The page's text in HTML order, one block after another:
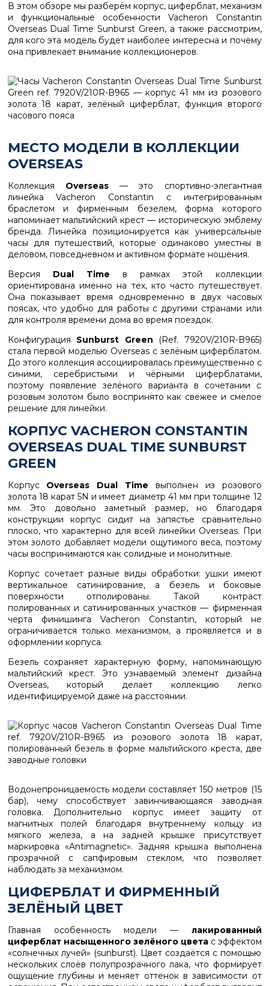
В этом обзоре мы разберём корпус, циферблат, механизм
и функциональные особенности Vacheron Constantin
Overseas Dual Time Sunburst Green, а также рассмотрим,
для кого эта модель будет наиболее интересна и почему
она привлекает внимание коллекционеров.
МЕСТО МОДЕЛИ В КОЛЛЕКЦИИ
OVERSEAS
Коллекция Overseas— это спортивно-элегантная
линейка Vacheron Constantin с интегрированным
браслетом и фирменным безелем, форма которого
напоминает мальтийский крест — историческую эмблему
бренда. Линейка позиционируется как универсальные
часы для путешествий, которые одинаково уместны в
деловом, повседневном и активном формате ношения.
Версия Dual Time в рамках этой коллекции
ориентирована именно на тех, кто часто путешествует.
Она показывает время одновременно в двух часовых
поясах, что удобно для работы с другими странами или
для контроля времени дома во время поездок.
Конфигурация Sunburst Green (Ref. 7920V/210R-B965)
стала первой моделью Overseas с зелёным циферблатом.
До этого коллекция ассоциировалась преимущественно с
синими, серебристыми и чёрными циферблатами,
поэтому появление зелёного варианта в сочетании с
розовым золотом было воспринято как свежее и смелое
решение для линейки.
КОРПУС VACHERON CONSTANTIN
OVERSEAS DUAL TIME SUNBURST
GREEN
Корпус Overseas Dual Time выполнен из розового
золота 18 карат 5N и имеет диаметр 41 мм при толщине 12
мм. Это довольно заметный размер, но благодаря
конструкции корпус сидит на запястье сравнительно
плоско, что характерно для всей линейки Overseas. При
этом золото добавляет модели ощутимого веса, поэтому
часы воспринимаются как солидные и монолитные.
Корпус сочетает разные виды обработки: ушки имеют
вертикальное сатинирование, а безель и боковые
поверхности отполированы. Такой контраст
полированных и сатинированных участков — фирменная
черта финишинга Vacheron Constantin, который не
ограничивается только механизмом, а проявляется и в
оформлении корпуса.
Безель сохраняет характерную форму, напоминающую
мальтийский крест. Это узнаваемый элемент дизайна
Overseas, который делает коллекцию легко
идентифицируемой даже на расстоянии.
Водонепроницаемость модели составляет 150 метров (15
бар), чему способствует завинчивающаяся заводная
головка. Дополнительно корпус имеет защиту от
магнитных полей благодаря внутреннему кольцу из
мягкого железа, а на задней крышке присутствует
маркировка «Antimagnetic». Задняя крышка выполнена
прозрачной с сапфировым стеклом, что позволяет
наблюдать за механизмом.
ЦИФЕРБЛАТ И ФИРМЕННЫЙ
ЗЕЛЁНЫЙ ЦВЕТ
Главная особенность модели — лакированный
циферблат насыщенного зелёного цветас эффектом
«солнечных лучей» (sunburst). Цвет создаётся с помощью
нескольких слоёв полупрозрачного лака, что формирует
ощущение глубины и меняет оттенок в зависимости от